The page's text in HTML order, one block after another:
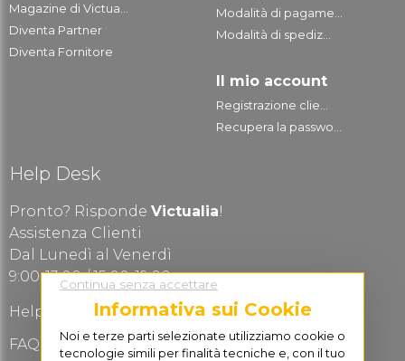
Magazine di Victua...
Diventa Partner
Diventa Fornitore
Modalità di pagame...
Modalità di spediz...
Il mio account
Registrazione clie...
Recupera la passwo...
Help Desk
Pronto? Risponde Victualia!
Assistenza Clienti
Dal Lunedì al Venerdì
9:00-13.00 / 15:00-19:00
Help Desk
FAQ Domande frequenti
Continua senza accettare
Informativa sui Cookie
Noi e terze parti selezionate utilizziamo cookie o
tecnologie simili per finalità tecniche e, con il tuo